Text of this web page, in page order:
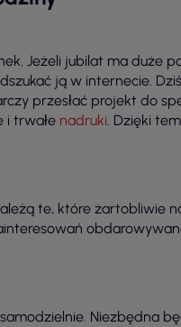
Jeżeli jubilat ma duże
ją w internecie.
przesłać projekt do
i trwałe nadruki. Dzięki
te, które żartobliwie
Niezbędna